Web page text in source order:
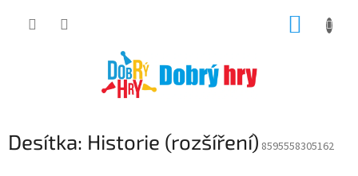
Desítka: Historie (rozšíření) 8595558305162